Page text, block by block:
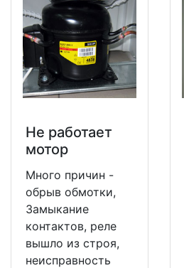
Не работает
мотор
Много причин -
обрыв обмотки,
Замыкание
контактов, реле
вышло из строя,
неисправность